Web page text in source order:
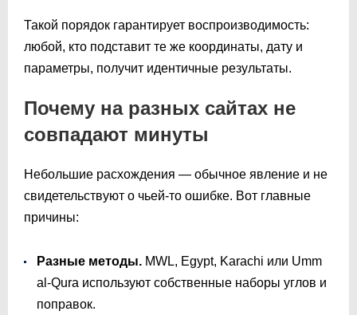
Такой порядок гарантирует воспроизводимость:
любой, кто подставит те же координаты, дату и
параметры, получит идентичные результаты.
Почему на разных сайтах не
совпадают минуты
Небольшие расхождения — обычное явление и не
свидетельствуют о чьей-то ошибке. Вот главные
причины:
Разные методы. MWL, Egypt, Karachi или Umm
al-Qura используют собственные наборы углов и
поправок.